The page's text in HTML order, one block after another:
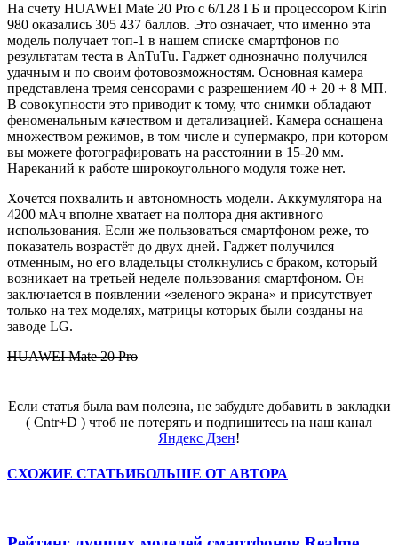
На счету HUAWEI Mate 20 Pro с 6/128 ГБ и процессором Kirin
980 оказались 305 437 баллов. Это означает, что именно эта
модель получает топ-1 в нашем списке смартфонов по
результатам теста в AnTuTu. Гаджет однозначно получился
удачным и по своим фотовозможностям. Основная камера
представлена тремя сенсорами с разрешением 40 + 20 + 8 МП.
В совокупности это приводит к тому, что снимки обладают
феноменальным качеством и детализацией. Камера оснащена
множеством режимов, в том числе и супермакро, при котором
вы можете фотографировать на расстоянии в 15-20 мм.
Нареканий к работе широкоугольного модуля тоже нет.
Хочется похвалить и автономность модели. Аккумулятора на
4200 мАч вполне хватает на полтора дня активного
использования. Если же пользоваться смартфоном реже, то
показатель возрастёт до двух дней. Гаджет получился
отменным, но его владельцы столкнулись с браком, который
возникает на третьей неделе пользования смартфоном. Он
заключается в появлении «зеленого экрана» и присутствует
только на тех моделях, матрицы которых были созданы на
заводе LG.
HUAWEI Mate 20 Pro
Если статья была вам полезна, не забудьте добавить в закладки
( Cntr+D ) чтоб не потерять и подпишитесь на наш канал
Яндекс Дзен!
СХОЖИЕ СТАТЬИБОЛЬШЕ ОТ АВТОРА